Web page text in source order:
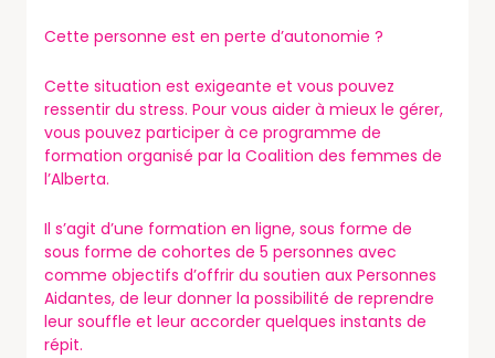
Cette personne est en perte d’autonomie ?
Cette situation est exigeante et vous pouvez
ressentir du stress. Pour vous aider à mieux le gérer,
vous pouvez participer à ce programme de
formation organisé par la Coalition des femmes de
l’Alberta.
Il s’agit d’une formation en ligne, sous forme de
sous forme de cohortes de 5 personnes avec
comme objectifs d’offrir du soutien aux Personnes
Aidantes, de leur donner la possibilité de reprendre
leur souffle et leur accorder quelques instants de
répit.